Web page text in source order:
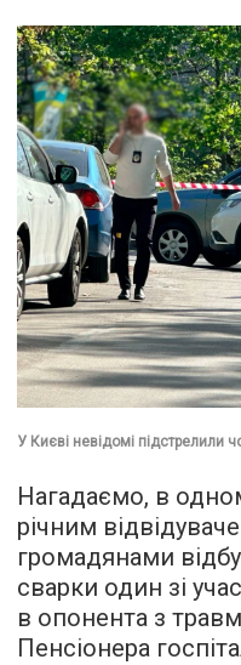
У Києві невідомі підстрелили
Нагадаємо, в
річним
громадянами
сварки один зі
в опонента з
Пенсіонера